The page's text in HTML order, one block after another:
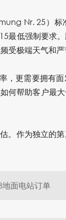
Nr. 25）标
最低强制要求
极端天气和严
，更需要拥有
何帮助客户最
。作为独立的
面电站订单